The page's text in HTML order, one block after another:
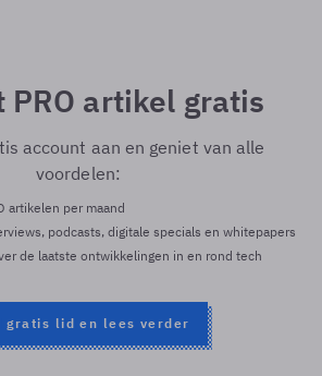
PRO artikel gratis
account aan en geniet van alle
voordelen:
artikelen per maand
podcasts, digitale specials en whitepapers
de laatste ontwikkelingen in en rond tech
gratis lid en lees verder